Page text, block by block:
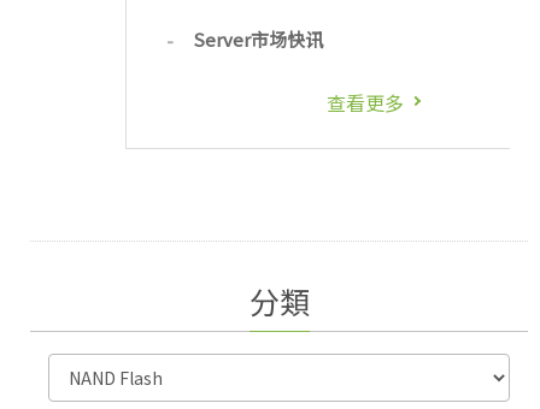
Server市场快讯
分類